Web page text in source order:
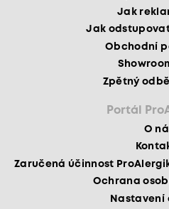
Jak
Jak
Obchodní
Zpětný
Portál
O
Zaručená účinnost
Ochrana
Nastavení